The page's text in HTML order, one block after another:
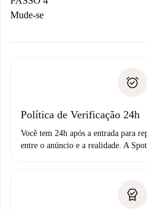
Se recusada: não cobraremos
Débito direto bancário
Mude-se
não comunicar nenhum
Política de Verificação 24h
Você tem 24h após a entrada para
entre o anúncio e a realidade. A